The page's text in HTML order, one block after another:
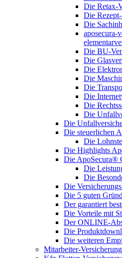
Die Retax-
Die
Die
aposecura-
Die BU-
Die
Die
Die
Die
Die
Die
Die
Die
Die steuerlichen
Die
Die Highlights
Die ApoSecura®
Die
Die
Die
Die 5 guten
Der garantiert
Die Vorteile mit
Der ONLINE-
Die
Die weiteren
Mitarbeiter-Versicherung